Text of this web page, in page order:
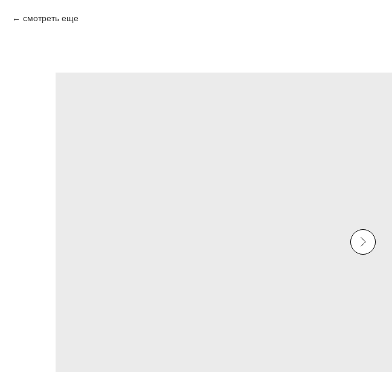
смотреть еще